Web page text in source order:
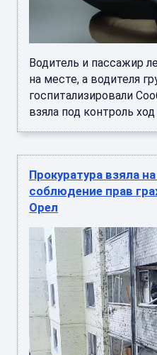
Водитель и пассажир
на месте, а водителя
госпитализировали
взяла под контроль
Прокуратура взяла
соблюдение прав
Орел